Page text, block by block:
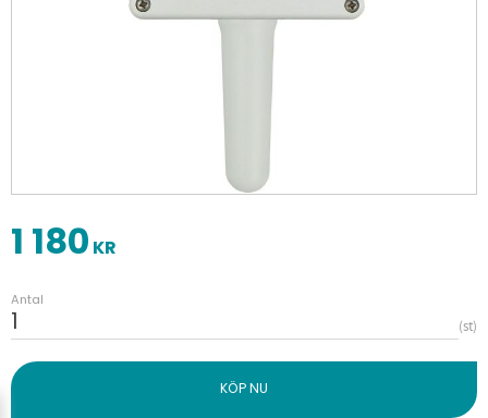
1 180 KR
Antal
st